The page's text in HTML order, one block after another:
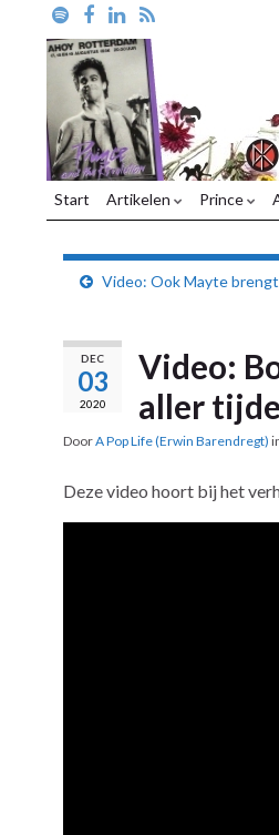
Start Artikelen Prince
Video: Ook Mayte
DEC
03
2020
Video:
aller
DoorA Pop Life (Erwin Barendregt)
Deze video hoort bij het